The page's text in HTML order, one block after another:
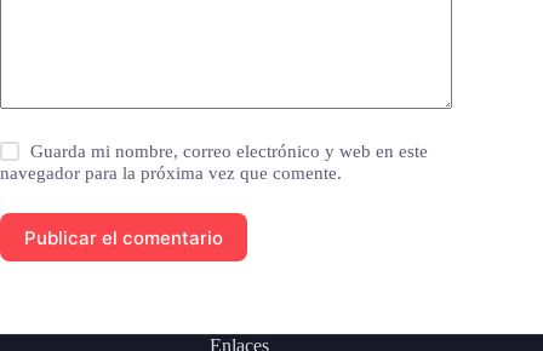
Guarda mi nombre, correo electrónico y web en este
navegador para la próxima vez que comente.
Publicar el comentario
Enlaces